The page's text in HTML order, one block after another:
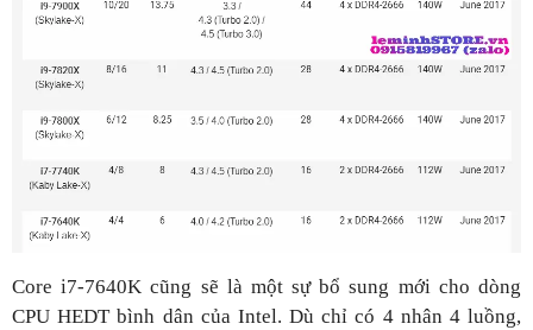
Core i7-7640K cũng sẽ là một sự bổ sung mới cho dòng
CPU HEDT bình dân của Intel. Dù chỉ có 4 nhân 4 luồng,